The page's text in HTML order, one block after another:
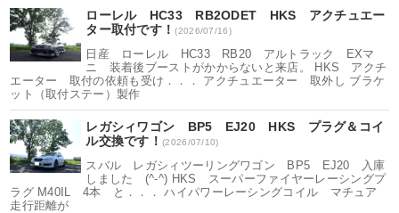
ローレル HC33 RB2ODET HKS アクチュエー
ター取付です！(2026/07/16)
日産 ローレル HC33 RB20 アルトラック EXマ
ニ 装着後ブーストがかからないと来店。 HKS アクチ
エーター 取付の依頼も受け．．． アクチュエーター 取外し ブラケ
ット（取付ステー）製作
レガシィワゴン BP5 EJ20 HKS プラグ＆コイ
ル交換です！(2026/07/10)
スバル レガシィツーリングワゴン BP5 EJ20 入庫
しました (^-^) HKS スーパーファイヤーレーシングプ
ラグ M40IL 4本 と．．． ハイパワーレーシングコイル マチュア
走行距離が